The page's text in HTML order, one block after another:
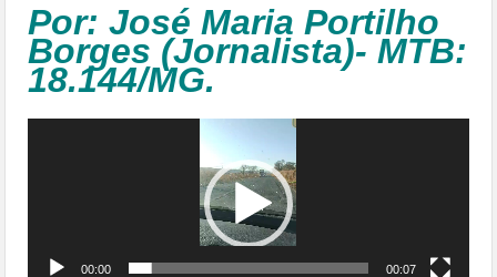
Por: José Maria Portilho
Borges (Jornalista)- MTB:
18.144/MG.
00:00 00:07